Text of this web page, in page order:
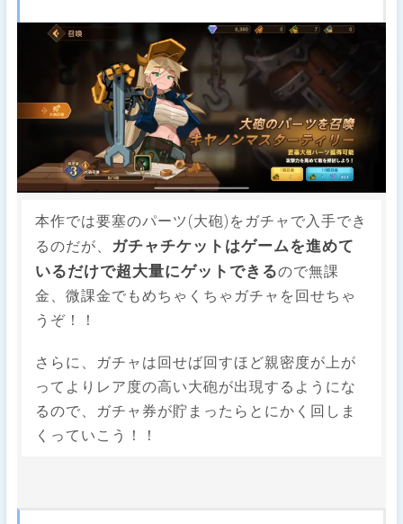
本作では要塞のパーツ(大砲)をガチャで入手でき
るのだが、 ガチャチケットはゲームを進めて
いるだけで超大量にゲットできるので無課
金、微課金でもめちゃくちゃガチャを回せちゃ
うぞ！！
さらに、ガチャは回せば回すほど親密度が上が
ってよりレア度の高い大砲が出現するようにな
るので、ガチャ券が貯まったらとにかく回しま
くっていこう！！